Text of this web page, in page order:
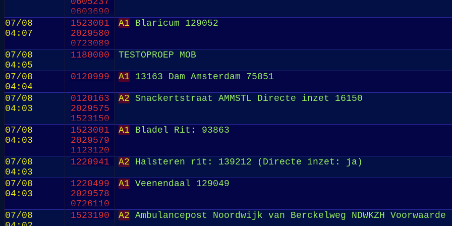
0603690
2029568
1523161
07/08
04:07
1523001
2029580
0723089
A1 Blaricum 129052
07/08
04:05
1180000 TESTOPROEP MOB
07/08
04:04
0120999 A1 13163 Dam Amsterdam 75851
07/08
04:03
0120163
2029575
1523150
A2 Snackertstraat AMMSTL Directe inzet 16150
07/08
04:03
1523001
2029579
1123120
A1 Bladel Rit: 93863
07/08
04:03
1220941 A2 Halsteren rit: 139212 (Directe inzet: ja)
07/08
04:03
1220499
2029578
0726110
A1 Veenendaal 129049
07/08
1523190 A2 Ambulancepost Noordwijk van Berckelweg NDWKZH Voorwaarde